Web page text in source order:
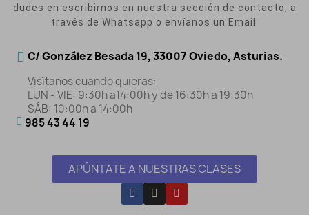
dudes en escribirnos en nuestra sección de contacto, a
través de Whatsapp o envíanos un Email.
C/ González Besada 19, 33007 Oviedo, Asturias.
Visítanos cuando quieras:
LUN - VIE: 9:30h a14:00h y de 16:30h a 19:30h
SÁB: 10:00h a 14:00h
985 43 44 19
APÚNTATE A NUESTRAS CLASES